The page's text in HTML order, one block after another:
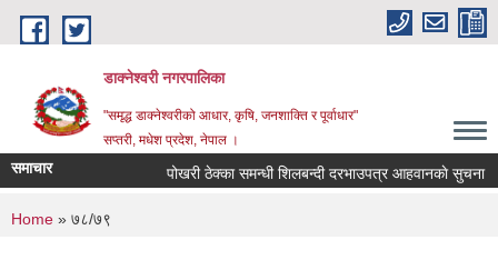
Skip to main content
डाक्नेश्वरी नगरपालिका
"समृद्ध डाक्नेश्वरीको आधार, कृषि, जनशाक्ति र पूर्वाधार"
सप्तरी, मधेश प्रदेश, नेपाल ।
समाचार पोखरी ठेक्का समन्धी शिलबन्दी दरभाउपत्र आहवानकाे सुचना
You are here
Home » ७८/७९